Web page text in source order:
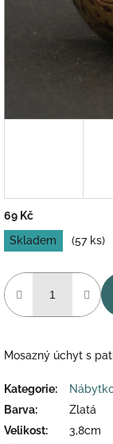
69 Kč
Měrná
cena:
Skladem (57 ks)
Mosazný úchyt s
Kategorie:
Barva:
Zlatá
Velikost:
3,8cm